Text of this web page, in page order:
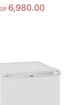
6,980.00